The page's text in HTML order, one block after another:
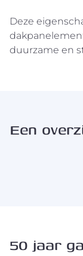
Deze
duurzame en
Een
50 jaar